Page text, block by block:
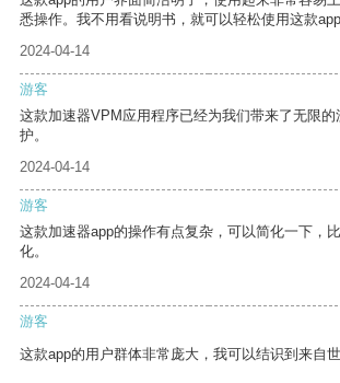
悉操作。我不用看说明书，就可以轻松使用这款app
2024-04-14
游客
这款加速器VPM应用程序已经为我们带来了无限
护。
2024-04-14
游客
这款加速器app的操作有点复杂，可以简化一下，
化。
2024-04-14
游客
这款app的用户群体非常庞大，我可以结识到来自世